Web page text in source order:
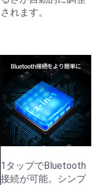
されます。
1タップでBluetooth
接続が可能。シンプ